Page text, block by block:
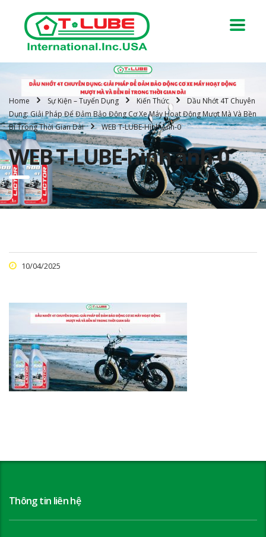
Home Sự Kiện – Tuyển Dụng Kiến Thức
Dầu Nhớt 4T Chuyên
Dụng: Giải Pháp Để Đảm Bảo Động Cơ Xe Máy Hoạt Động Mượt Mà Và Bền
Bỉ Trong Thời Gian Dài
WEB T-LUBE-Hình Ảnh-0
WEB T-LUBE-hình ảnh-0
10/04/2025
Thông tin liên hệ